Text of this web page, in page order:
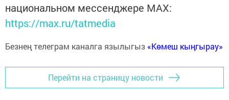
национальном мессенджере MАХ:
https://max.ru/tatmedia
Безнең телеграм каналга язылыгыз «Көмеш кыңгырау»
Перейти на страницу новости